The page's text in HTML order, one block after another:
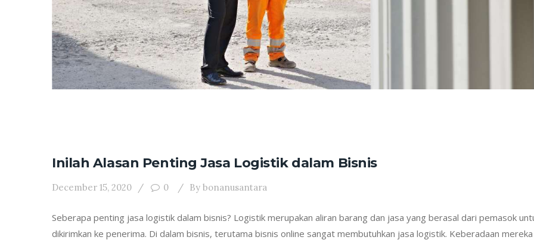
Inilah Alasan Penting Jasa Logistik dalam Bisnis
December 15, 2020 0 By bonanusantara
Seberapa penting jasa logistik dalam bisnis? Logistik merupakan aliran barang dan jasa yang berasal dari pemasok
dikirimkan ke penerima. Di dalam bisnis, terutama bisnis online sangat membutuhkan jasa logistik. Keberadaan mereka